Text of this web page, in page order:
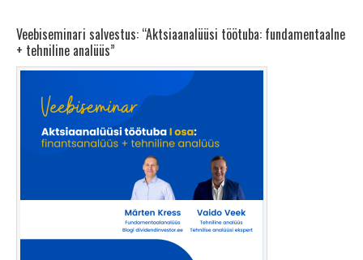
Veebiseminari salvestus: “Aktsiaanalüüsi töötuba: fundamentaalne
+ tehniline analüüs”